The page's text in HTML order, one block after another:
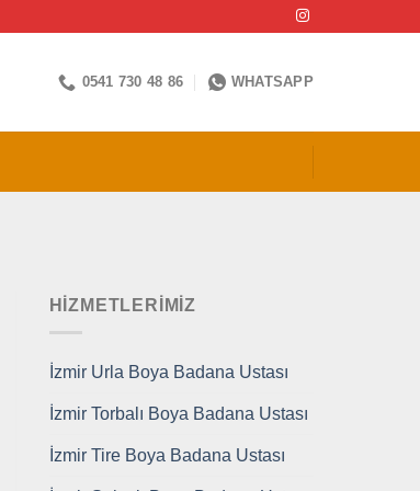
0541 730 48 86 WHATSAPP
HİZMETLERİMİZ
İzmir Urla Boya Badana Ustası
İzmir Torbalı Boya Badana Ustası
İzmir Tire Boya Badana Ustası